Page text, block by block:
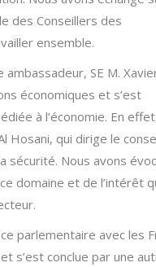
des Conseillers des
ensemble.
ambassadeur, SE M.
économiques et s’est
à l’économie. En
Hosani, qui dirige le
sécurité. Nous avons
domaine et de l’intérêt
parlementaire avec les
conclue par une